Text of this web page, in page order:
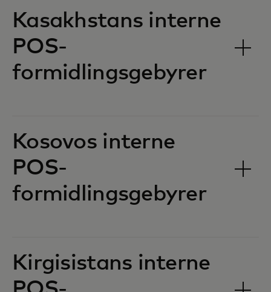
Kasakhstans interne
POS-
formidlingsgebyrer‎‎
Kosovos interne
POS-
formidlingsgebyrer‎‎
Kirgisistans interne